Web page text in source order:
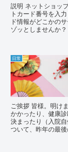
説明 ネットショッ
トカード番号を入
ド情報がどこかの
ゾッとしませんか
日常
ご挨拶 皆様。明け
かかったり、健康
決まったり（入院
ついて、昨年の最